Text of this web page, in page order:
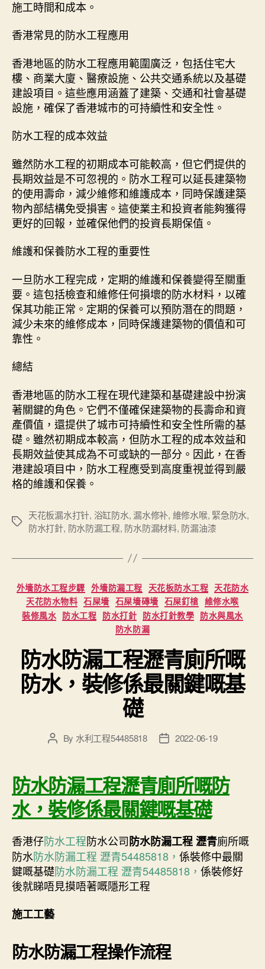
施工時間和成本。
香港常見的防水工程應用
香港地區的防水工程應用範圍廣泛，包括住宅大
樓、商業大廈、醫療設施、公共交通系統以及基礎
建設項目。這些應用涵蓋了建築、交通和社會基礎
設施，確保了香港城市的可持續性和安全性。
防水工程的成本效益
雖然防水工程的初期成本可能較高，但它們提供的
長期效益是不可忽視的。防水工程可以延長建築物
的使用壽命，減少維修和維護成本，同時保護建築
物內部結構免受損害。這使業主和投資者能夠獲得
更好的回報，並確保他們的投資長期保值。
維護和保養防水工程的重要性
一旦防水工程完成，定期的維護和保養變得至關重
要。這包括檢查和維修任何損壞的防水材料，以確
保其功能正常。定期的保養可以預防潛在的問題，
減少未來的維修成本，同時保護建築物的價值和可
靠性。
總結
香港地區的防水工程在現代建築和基礎建設中扮演
著關鍵的角色。它們不僅確保建築物的長壽命和資
產價值，還提供了城市可持續性和安全性所需的基
礎。雖然初期成本較高，但防水工程的成本效益和
長期效益使其成為不可或缺的一部分。因此，在香
港建設項目中，防水工程應受到高度重視並得到嚴
格的維護和保養。
Tags
天花板漏水打针, 浴缸防水, 漏水修补, 維修水喉, 緊急防水,
防水打針, 防水防漏工程, 防水防漏材料, 防漏油漆
Categories
外墻防水工程步驟 外墻防漏工程 天花板防水工程 天花防水
天花防水物料 石屎墻 石屎墻磚墻 石屎釘槍 維修水喉
裝修風水 防水工程 防水打針 防水打針教學 防水與風水
防水防漏
防水防漏工程瀝青廁所嘅
防水，裝修係最關鍵嘅基
礎
PostBy 水利工程54485818
Post2022-06-19
防水防漏工程瀝青廁所嘅防
水，裝修係最關鍵嘅基礎
香港仔防水工程防水公司防水防漏工程 瀝青廁所嘅
防水防水防漏工程 瀝青54485818， 係裝修中最關
鍵嘅基礎防水防漏工程 瀝青54485818， 係裝修好
後就睇唔見摸唔著嘅隱形工程
施工工藝
防水防漏工程操作流程